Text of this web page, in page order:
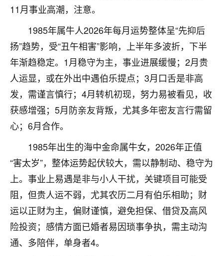
11月事业高潮，注意。
1985年属牛人2026年每月运势整体呈“先抑后
扬”趋势，受“丑午相害”影响，上半年多波折，下半
年渐趋稳定。1月稳守为主，事业进展缓慢；2月贵
人运显，或在外出中遇伯乐提点；3月口舌是非高
发，需谨言慎行；4月转机初现，努力易被看见，收
获感增强；5月防亲友背叛，尤其多年密友言行需留
心；6月合作。
1985年出生的海中金命属牛女，2026年正值
“害太岁”，整体运势起伏较大，需以静制动、稳守为
上。事业上易遇是非与小人干扰，关键项目可能受
阻，但贵人运不弱，尤其农历二月有伯乐相助；财
运以正财为主，偏财谨慎，避免担保、借贷及高风
险投资；感情方面已婚者易因琐事争执，需主动沟
通、多陪伴，单身者4。
Jessica李
老师做不做超度法事？我想给我奶奶做超度，她今年
刚去世了。
七零老顽童：我母亲前年离世，刚开始我经常
做梦梦见她，后来也是朋友介绍，找到慧来老
师，安排了超度法事，做梦再也没有梦到过
了，一开始是半信半疑的，图个心安，给亡母
超度，现在看来，人不信也不行。
优秀的张同学
老师收徒吗？？我对这些很感兴趣
2天前 来自山西 15